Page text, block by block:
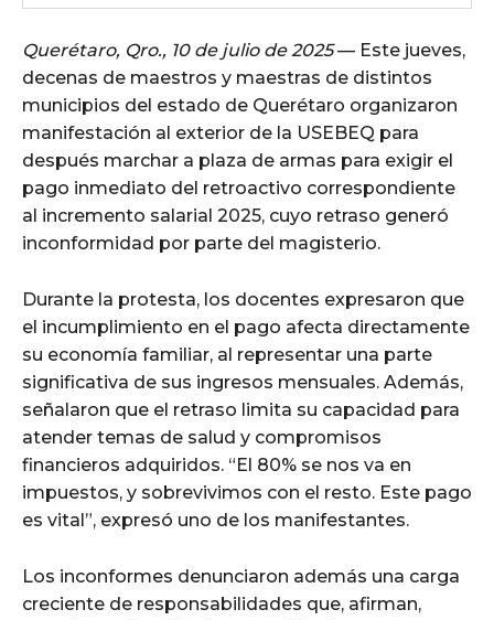
Querétaro, Qro., 10 de julio de 2025— Este jueves,
decenas de maestros y maestras de distintos
municipios del estado de Querétaro organizaron
manifestación al exterior de la USEBEQ para
después marchar a plaza de armas para exigir el
pago inmediato del retroactivo correspondiente
al incremento salarial 2025, cuyo retraso generó
inconformidad por parte del magisterio.
Durante la protesta, los docentes expresaron que
el incumplimiento en el pago afecta directamente
su economía familiar, al representar una parte
significativa de sus ingresos mensuales. Además,
señalaron que el retraso limita su capacidad para
atender temas de salud y compromisos
financieros adquiridos. “El 80% se nos va en
impuestos, y sobrevivimos con el resto. Este pago
es vital”, expresó uno de los manifestantes.
Los inconformes denunciaron además una carga
creciente de responsabilidades que, afirman,